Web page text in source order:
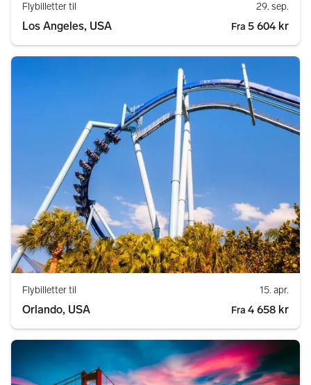
Flybilletter til 29. sep.
Los Angeles, USA Fra 5 604 kr
Flybilletter til 15. apr.
Orlando, USA Fra 4 658 kr